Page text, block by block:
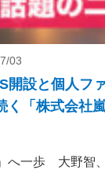
03
開設と個人フ
「株式会社
へ一歩 大野智